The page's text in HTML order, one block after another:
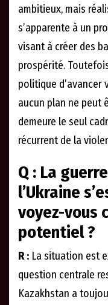
ambitieux, mais
s’apparente à un
visant à créer des
prospérité.
politique d’avancer
aucun plan ne peut
demeure le seul
récurrent de la
Q : La
l’Ukraine
voyez-vous
potentiel ?
R : La situation est
question centrale
Kazakhstan a